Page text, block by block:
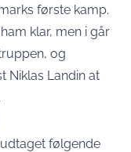
første kamp.
klar, men i går
og
Niklas Landin at
følgende